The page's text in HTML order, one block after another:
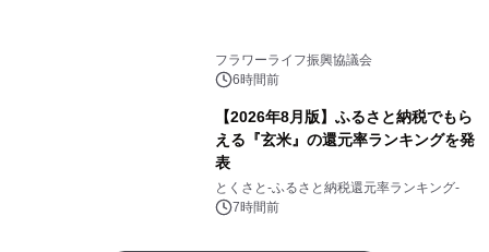
フラワーライフ振興協議会
6時間前
【2026年8月版】ふるさと納税でもら
える『玄米』の還元率ランキングを発
表
とくさと-ふるさと納税還元率ランキング-
7時間前